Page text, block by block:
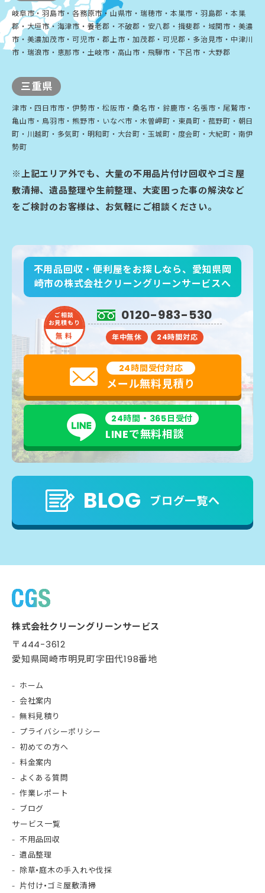
岐阜市・羽島市・各務原市・山県市・瑞穂市・本巣市・羽島郡・本巣
郡・大垣市・海津市・養老郡・不破郡・安八郡・揖斐郡・域関市・美濃
市・美濃加茂市・可児市・郡上市・加茂郡・可児郡・多治見市・中津川
市・瑞浪市・恵那市・土岐市・高山市・飛騨市・下呂市・大野郡
三重県
津市・四日市市・伊勢市・松阪市・桑名市・鈴鹿市・名張市・尾鷲市・
亀山市・鳥羽市・熊野市・いなべ市・木曽岬町・東員町・菰野町・朝日
町・川越町・多気町・明和町・大台町・玉城町・度会町・大紀町・南伊
勢町
※上記エリア外でも、大量の不用品片付け回収やゴミ屋
敷清掃、遺品整理や生前整理、大変困った事の解決など
をご検討のお客様は、お気軽にご相談ください。
不用品回収・便利屋をお探しなら、愛知県岡
崎市の株式会社クリーングリーンサービスへ
ご相談
お見積もり
無 料
0120-983-530
年中無休 24時間対応
24時間受付対応
メール無料見積り
24時間・365日受付
LINEで無料相談
BLOG ブログ一覧へ
株式会社クリーングリーンサービス
〒444-3612
愛知県岡崎市明見町字田代198番地
ホーム
会社案内
無料見積り
プライバシーポリシー
サービス一覧
不用品回収
遺品整理
除草•庭木の手入れや伐採
片付け•ゴミ屋敷清掃
初めての方へ
料金案内
よくある質問
作業レポート
ブログ